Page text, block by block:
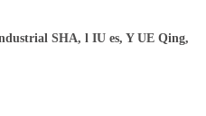
SHA, l IU es, Y UE Qing,